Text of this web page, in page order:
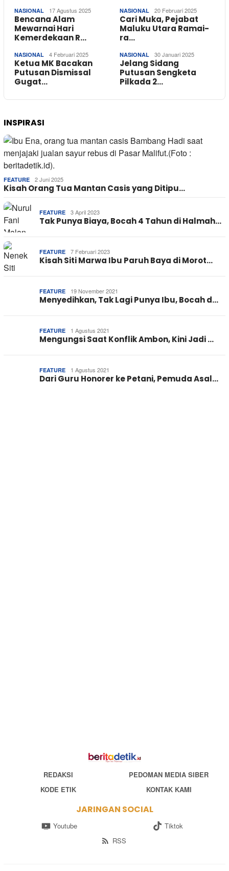
NASIONAL 17 Agustus 2025
Bencana Alam
Mewarnai Hari
Kemerdekaan R…
NASIONAL 20 Februari 2025
Cari Muka, Pejabat
Maluku Utara Ramai-
ra…
NASIONAL 4 Februari 2025
Ketua MK Bacakan
Putusan Dismissal
Gugat…
NASIONAL 30 Januari 2025
Jelang Sidang
Putusan Sengketa
Pilkada 2…
INSPIRASI
FEATURE 2 Juni 2025
Kisah Orang Tua Mantan Casis yang Ditipu…
FEATURE 3 April 2023
Tak Punya Biaya, Bocah 4 Tahun di Halmah…
FEATURE 7 Februari 2023
Kisah Siti Marwa Ibu Paruh Baya di Morot…
FEATURE 19 November 2021
Menyedihkan, Tak Lagi Punya Ibu, Bocah d…
FEATURE 1 Agustus 2021
Mengungsi Saat Konflik Ambon, Kini Jadi …
FEATURE 1 Agustus 2021
Dari Guru Honorer ke Petani, Pemuda Asal…
REDAKSI
PEDOMAN MEDIA SIBER
KODE ETIK
KONTAK KAMI
JARINGAN SOCIAL
Youtube
Tiktok
RSS